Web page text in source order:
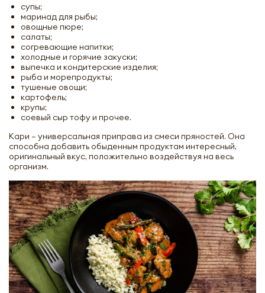
супы;
маринад для рыбы;
овощные пюре;
салаты;
согревающие напитки;
холодные и горячие закуски;
выпечка и кондитерские изделия;
рыба и морепродукты;
тушеные овощи;
картофель;
крупы;
соевый сыр тофу и прочее.
Кари – универсальная приправа из смеси пряностей. Она
способна добавить обыденным продуктам интересный,
оригинальный вкус, положительно воздействуя на весь
организм.